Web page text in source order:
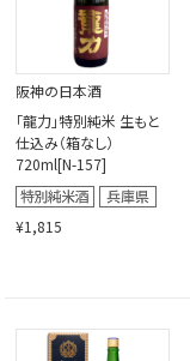
阪神の日本酒
「龍力」特別純米 生もと
仕込み（箱なし）
720ml[N-157]
¥1,815